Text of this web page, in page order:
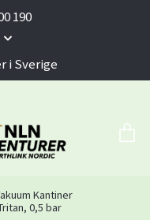
190
i Sverige
Kantiner
0,5 bar